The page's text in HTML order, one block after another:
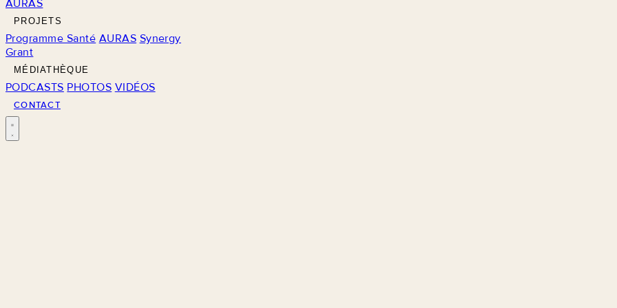
AURAS
PROJETS
Programme Santé AURAS Synergy
Grant
MÉDIATHÈQUE
PODCASTS PHOTOS VIDÉOS
CONTACT